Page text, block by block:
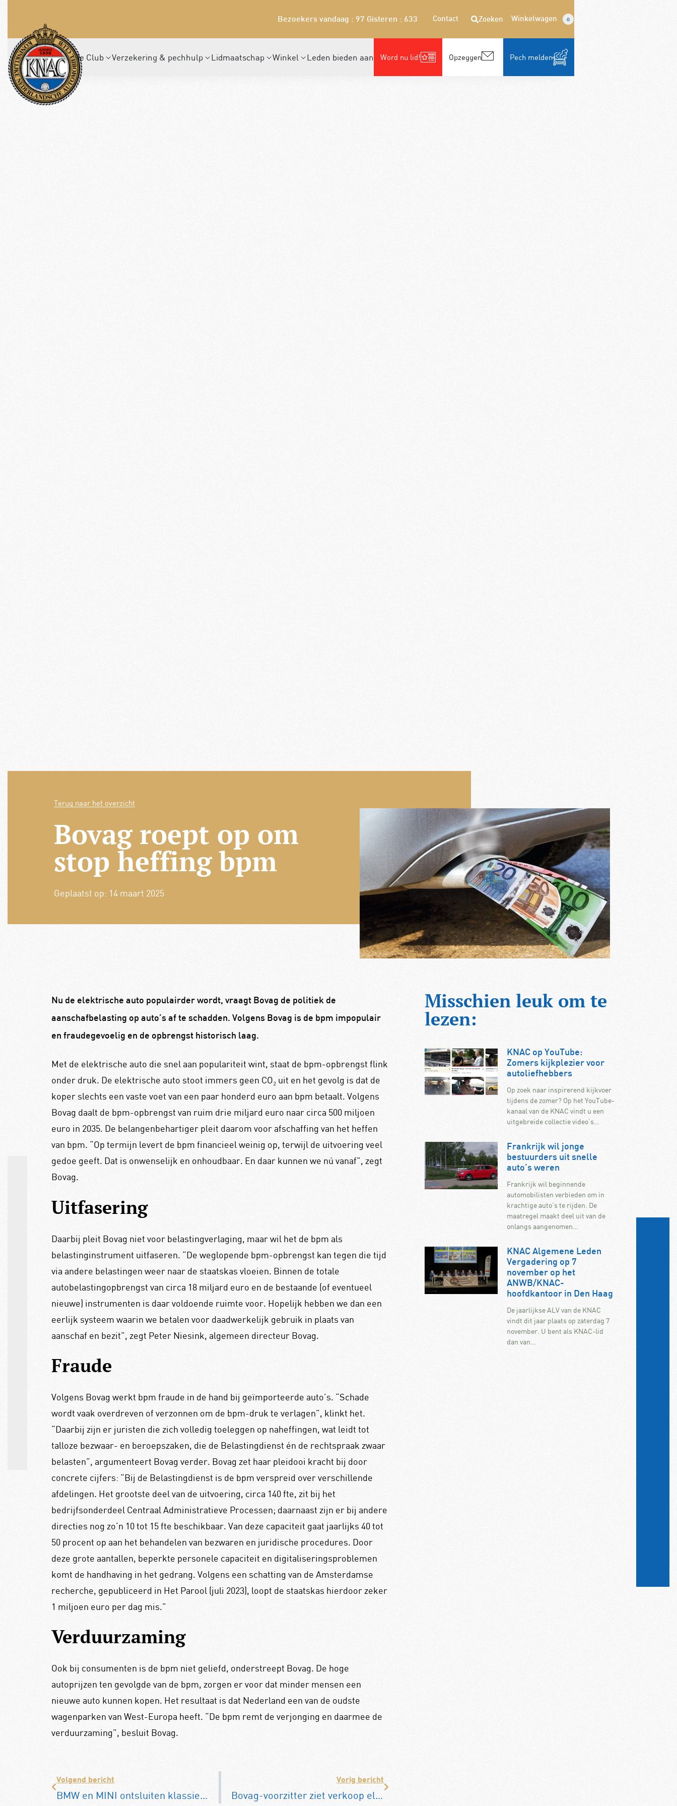
Bezoekers vandaag : 97 Gisteren : 633 Contact Zoeken Winkelwagen 0
De Club Verzekering & pechhulp Lidmaatschap Winkel Leden bieden aan Word nu lid! Opzeggen Pech melden
Terug naar het overzicht
Bovag roept op om
stop heffing bpm
Geplaatst op: 14 maart 2025
Nu de elektrische auto populairder wordt, vraagt Bovag de politiek de
aanschafbelasting op auto’s af te schadden. Volgens Bovag is de bpm impopulair
en fraudegevoelig en de opbrengst historisch laag.
Met de elektrische auto die snel aan populariteit wint, staat de bpm-opbrengst flink
onder druk. De elektrische auto stoot immers geen CO₂ uit en het gevolg is dat de
koper slechts een vaste voet van een paar honderd euro aan bpm betaalt. Volgens
Bovag daalt de bpm-opbrengst van ruim drie miljard euro naar circa 500 miljoen
euro in 2035. De belangenbehartiger pleit daarom voor afschaffing van het heffen
van bpm. “Op termijn levert de bpm financieel weinig op, terwijl de uitvoering veel
gedoe geeft. Dat is onwenselijk en onhoudbaar. En daar kunnen we nú vanaf”, zegt
Bovag.
Uitfasering
Daarbij pleit Bovag niet voor belastingverlaging, maar wil het de bpm als
belastinginstrument uitfaseren. “De weglopende bpm-opbrengst kan tegen die tijd
via andere belastingen weer naar de staatskas vloeien. Binnen de totale
autobelastingopbrengst van circa 18 miljard euro en de bestaande (of eventueel
nieuwe) instrumenten is daar voldoende ruimte voor. Hopelijk hebben we dan een
eerlijk systeem waarin we betalen voor daadwerkelijk gebruik in plaats van
aanschaf en bezit”, zegt Peter Niesink, algemeen directeur Bovag.
Fraude
Volgens Bovag werkt bpm fraude in de hand bij geïmporteerde auto’s. “Schade
wordt vaak overdreven of verzonnen om de bpm-druk te verlagen”, klinkt het.
“Daarbij zijn er juristen die zich volledig toeleggen op naheffingen, wat leidt tot
talloze bezwaar- en beroepszaken, die de Belastingdienst én de rechtspraak zwaar
belasten”, argumenteert Bovag verder. Bovag zet haar pleidooi kracht bij door
concrete cijfers: “Bij de Belastingdienst is de bpm verspreid over verschillende
afdelingen. Het grootste deel van de uitvoering, circa 140 fte, zit bij het
bedrijfsonderdeel Centraal Administratieve Processen; daarnaast zijn er bij andere
directies nog zo’n 10 tot 15 fte beschikbaar. Van deze capaciteit gaat jaarlijks 40 tot
50 procent op aan het behandelen van bezwaren en juridische procedures. Door
deze grote aantallen, beperkte personele capaciteit en digitaliseringsproblemen
komt de handhaving in het gedrang. Volgens een schatting van de Amsterdamse
recherche, gepubliceerd in Het Parool (juli 2023), loopt de staatskas hierdoor zeker
1 miljoen euro per dag mis.”
Verduurzaming
Ook bij consumenten is de bpm niet geliefd, onderstreept Bovag. De hoge
autoprijzen ten gevolgde van de bpm, zorgen er voor dat minder mensen een
nieuwe auto kunnen kopen. Het resultaat is dat Nederland een van de oudste
wagenparken van West-Europa heeft. “De bpm remt de verjonging en daarmee de
verduurzaming”, besluit Bovag.
Volgend bericht
BMW en MINI ontsluiten klassiekerarchief
Vorig bericht
Bovag-voorzitter ziet verkoop elektrische auto teruglopen: “We kunnen nog niet zonder subsidie”
Misschien leuk om te
lezen:
KNAC op YouTube:
Zomers kijkplezier voor
autoliefhebbers
Op zoek naar inspirerend kijkvoer
tijdens de zomer? Op het YouTube-
kanaal van de KNAC vindt u een
uitgebreide collectie video’s…
Frankrijk wil jonge
bestuurders uit snelle
auto’s weren
Frankrijk wil beginnende
automobilisten verbieden om in
krachtige auto’s te rijden. De
maatregel maakt deel uit van de
onlangs aangenomen…
KNAC Algemene Leden
Vergadering op 7
november op het
ANWB/KNAC-
hoofdkantoor in Den Haag
De jaarlijkse ALV van de KNAC
vindt dit jaar plaats op zaterdag 7
november. U bent als KNAC-lid
dan van…